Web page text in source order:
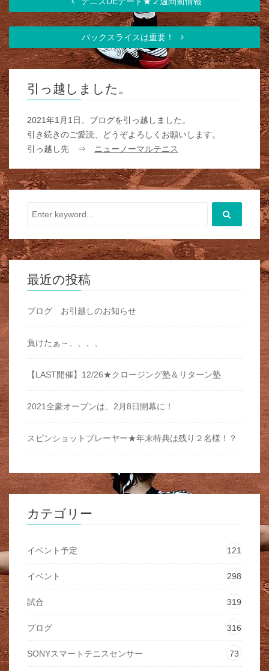
バックスライスは重要！
引っ越しました。
2021年1月1日、ブログを引っ越しました。
引き続きのご愛読、どうぞよろしくお願いします。
引っ越し先 ⇒
ニューノーマルテニス
最近の投稿
ブログ お引越しのお知らせ
負けたぁ～、、、、
【LAST開催】12/26★クロージング塾＆リターン塾
2021全豪オープンは、2月8日開幕に！
スピンショットプレーヤー★年末特典は残り２名様！？
カテゴリー
イベント予定 121
イベント 298
試合 319
ブログ 316
SONYスマートテニスセンサー 73